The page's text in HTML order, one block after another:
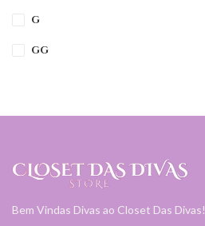
G
GG
Bem Vindas Divas ao Closet Das Divas!